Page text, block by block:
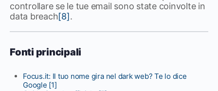
controllare se le tue email sono state coinvolte in
data breach[8].
Fonti principali
Focus.it: Il tuo nome gira nel dark web? Te lo dice
Google [1]